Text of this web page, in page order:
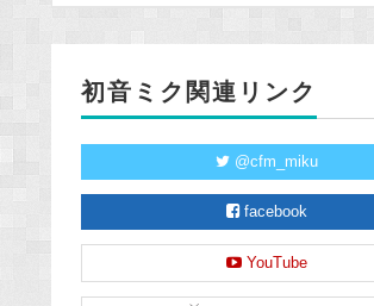
初音ミク関連リンク
@cfm_miku
facebook
YouTube